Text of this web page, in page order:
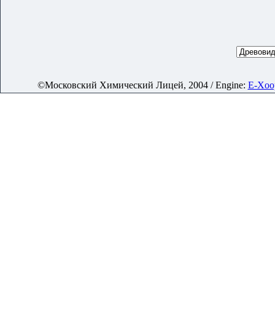
©Московский Химический Лицей, 2004 / Engine: E-